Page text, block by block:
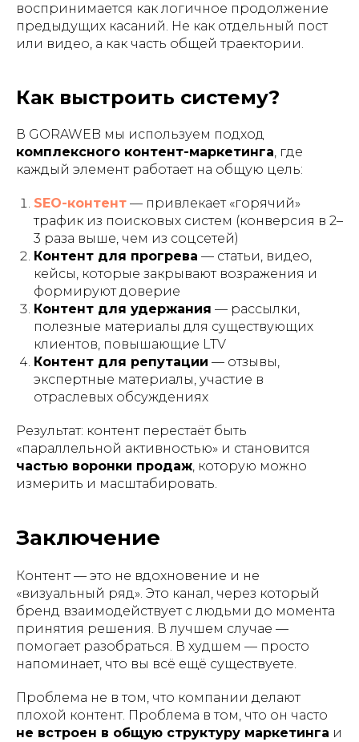
воспринимается как логичное продолжение
предыдущих касаний. Не как отдельный пост
или видео, а как часть общей траектории.
Как выстроить систему?
В GORAWEB мы используем подход
комплексного контент-маркетинга, где
каждый элемент работает на общую цель:
SEO-контент — привлекает «горячий»
трафик из поисковых систем (конверсия в 2–
3 раза выше, чем из соцсетей)
Контент для прогрева — статьи, видео,
кейсы, которые закрывают возражения и
формируют доверие
Контент для удержания — рассылки,
полезные материалы для существующих
клиентов, повышающие LTV
Контент для репутации — отзывы,
экспертные материалы, участие в
отраслевых обсуждениях
Результат: контент перестаёт быть
«параллельной активностью» и становится
частью воронки продаж, которую можно
измерить и масштабировать.
Заключение
Контент — это не вдохновение и не
«визуальный ряд». Это канал, через который
бренд взаимодействует с людьми до момента
принятия решения. В лучшем случае —
помогает разобраться. В худшем — просто
напоминает, что вы всё ещё существуете.
Проблема не в том, что компании делают
плохой контент. Проблема в том, что он часто
не встроен в общую структуру маркетинга и